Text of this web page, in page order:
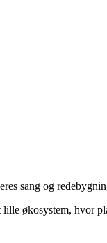
sang og
økosystem, hvor